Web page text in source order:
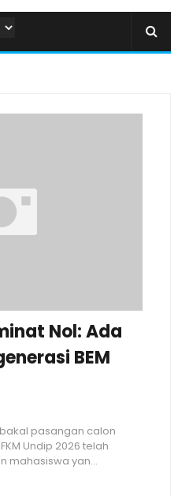
Nol: Ada
BEM
pasangan calon
Undip 2026 telah
mahasiswa yan...